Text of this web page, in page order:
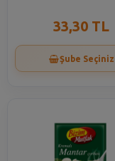
33,30 TL
Şube Seçiniz